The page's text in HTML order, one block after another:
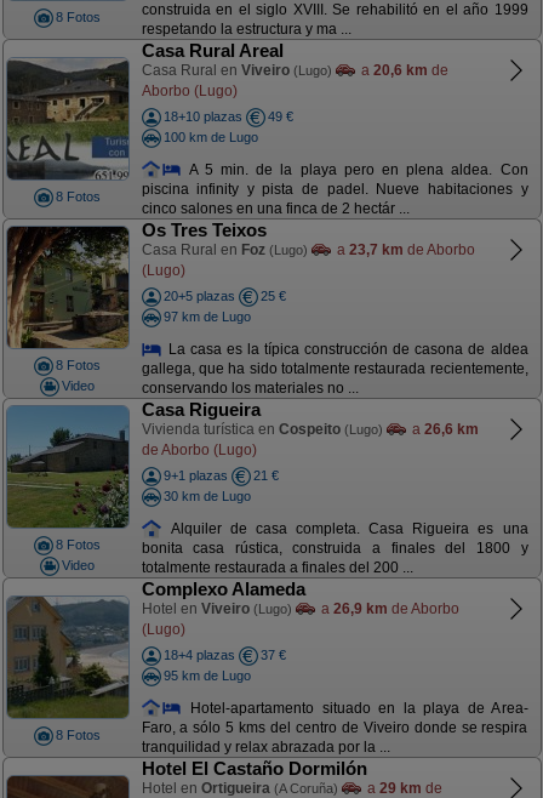
8 Fotos
construida en el siglo XVIII. Se rehabilitó en el año 1999
respetando la estructura y ma ...
8 Fotos
Casa Rural Areal
Casa Rural en Viveiro (Lugo) a 20,6 km de
Aborbo (Lugo)
18+10 plazas
49 €
100 km de Lugo
A 5 min. de la playa pero en plena aldea. Con
piscina infinity y pista de padel. Nueve habitaciones y
cinco salones en una finca de 2 hectár ...
8 Fotos
Video
Os Tres Teixos
Casa Rural en Foz (Lugo) a 23,7 km de Aborbo
(Lugo)
20+5 plazas
25 €
97 km de Lugo
La casa es la típica construcción de casona de aldea
gallega, que ha sido totalmente restaurada recientemente,
conservando los materiales no ...
8 Fotos
Video
Casa Rigueira
Vivienda turística en Cospeito (Lugo) a 26,6 km
de Aborbo (Lugo)
9+1 plazas
21 €
30 km de Lugo
Alquiler de casa completa. Casa Rigueira es una
bonita casa rústica, construida a finales del 1800 y
totalmente restaurada a finales del 200 ...
8 Fotos
Complexo Alameda
Hotel en Viveiro (Lugo) a 26,9 km de Aborbo
(Lugo)
18+4 plazas
37 €
95 km de Lugo
Hotel-apartamento situado en la playa de Area-
Faro, a sólo 5 kms del centro de Viveiro donde se respira
tranquilidad y relax abrazada por la ...
Hotel El Castaño Dormilón
Hotel en Ortigueira (A Coruña) a 29 km de